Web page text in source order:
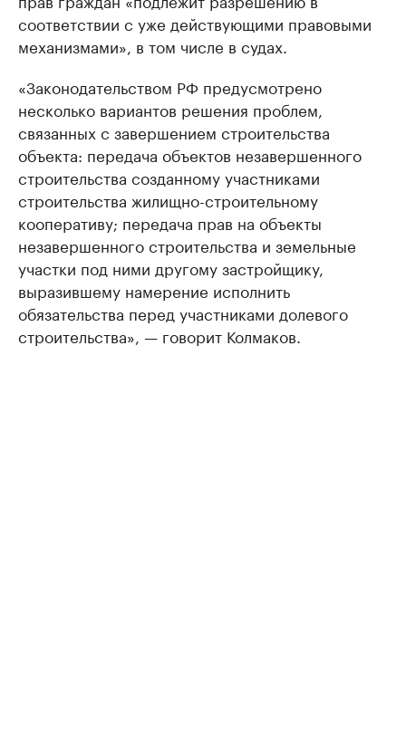
соответствии с уже действующими правовыми
механизмами», в том числе в судах.
«Законодательством РФ предусмотрено
несколько вариантов решения проблем,
связанных с завершением строительства
объекта: передача объектов незавершенного
строительства созданному участниками
строительства жилищно-строительному
кооперативу; передача прав на объекты
незавершенного строительства и земельные
участки под ними другому застройщику,
выразившему намерение исполнить
обязательства перед участниками долевого
строительства», — говорит Колмаков.